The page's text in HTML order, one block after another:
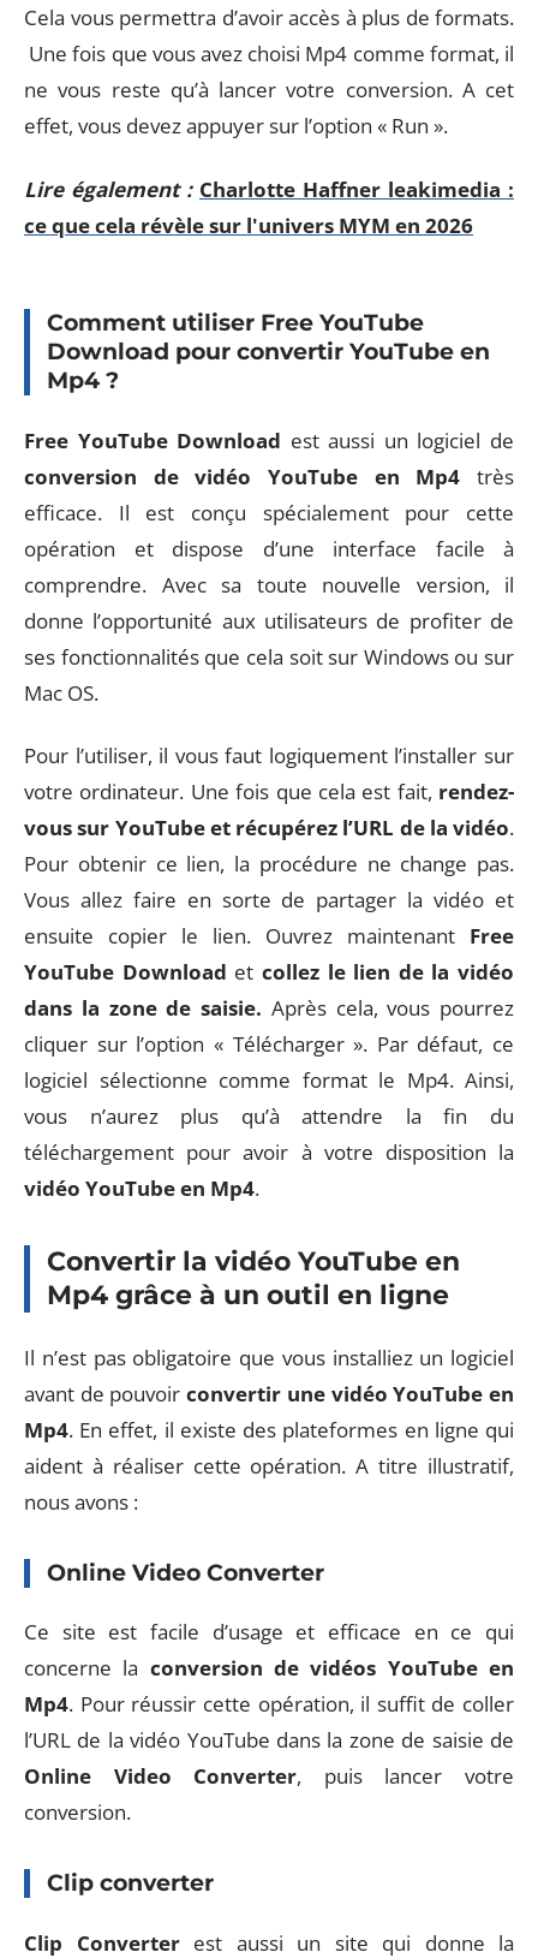
Cela vous permettra d’avoir accès à plus de formats.
Une fois que vous avez choisi Mp4 comme format, il
ne vous reste qu’à lancer votre conversion. A cet
effet, vous devez appuyer sur l’option « Run ».
Lire également : Charlotte Haffner leakimedia :
ce que cela révèle sur l'univers MYM en 2026
Comment utiliser Free YouTube
Download pour convertir YouTube en
Mp4 ?
Free YouTube Download est aussi un logiciel de
conversion de vidéo YouTube en Mp4 très
efficace. Il est conçu spécialement pour cette
opération et dispose d’une interface facile à
comprendre. Avec sa toute nouvelle version, il
donne l’opportunité aux utilisateurs de profiter de
ses fonctionnalités que cela soit sur Windows ou sur
Mac OS.
Pour l’utiliser, il vous faut logiquement l’installer sur
votre ordinateur. Une fois que cela est fait, rendez-
vous sur YouTube et récupérez l’URL de la vidéo.
Pour obtenir ce lien, la procédure ne change pas.
Vous allez faire en sorte de partager la vidéo et
ensuite copier le lien. Ouvrez maintenant Free
YouTube Download et collez le lien de la vidéo
dans la zone de saisie. Après cela, vous pourrez
cliquer sur l’option « Télécharger ». Par défaut, ce
logiciel sélectionne comme format le Mp4. Ainsi,
vous n’aurez plus qu’à attendre la fin du
téléchargement pour avoir à votre disposition la
vidéo YouTube en Mp4.
Convertir la vidéo YouTube en
Mp4 grâce à un outil en ligne
Il n’est pas obligatoire que vous installiez un logiciel
avant de pouvoirconvertir une vidéo YouTube en
Mp4. En effet, il existe des plateformes en ligne qui
aident à réaliser cette opération. A titre illustratif,
nous avons :
Online Video Converter
Ce site est facile d’usage et efficace en ce qui
concerne la conversion de vidéos YouTube en
Mp4. Pour réussir cette opération, il suffit de coller
l’URL de la vidéo YouTube dans la zone de saisie de
Online Video Converter, puis lancer votre
conversion.
Clip converter
Clip Converterest aussi un site qui donne la